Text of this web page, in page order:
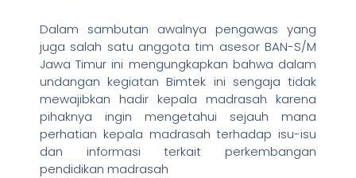
Dalam sambutan awalnya pengawas yang
juga salah satu anggota tim asesor BAN-S/M
Jawa Timur ini mengungkapkan bahwa dalam
undangan kegiatan Bimtek ini sengaja tidak
mewajibkan hadir kepala madrasah karena
pihaknya ingin mengetahui sejauh mana
perhatian kepala madrasah terhadap isu-isu
dan informasi terkait perkembangan
pendidikan madrasah